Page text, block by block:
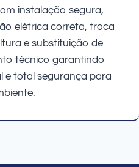
instalação segura,
elétrica correta, troca
e substituição de
técnico garantindo
e total segurança para